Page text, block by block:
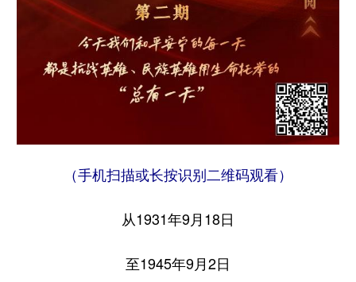
吉林 江苏
安徽 福建
河南 湖南
重庆
甘肃 青海
内蒙古 黑龙江
（手机扫描或长按识别二维码观看）
从1931年9月18日
至1945年9月2日